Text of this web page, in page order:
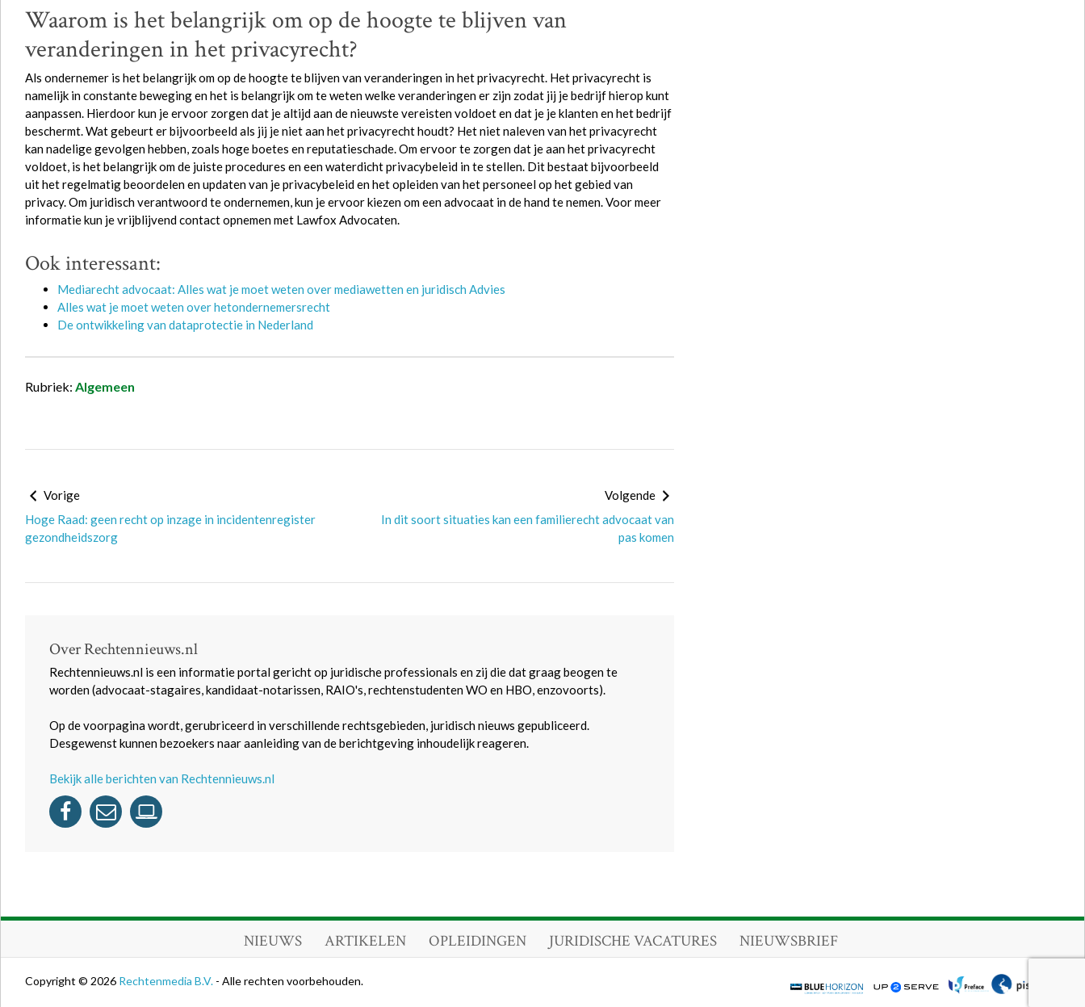
Waarom is het belangrijk om op de hoogte te blijven van
veranderingen in het privacyrecht?
Als ondernemer is het belangrijk om op de hoogte te blijven van veranderingen in het privacyrecht. Het privacyrecht is
namelijk in constante beweging en het is belangrijk om te weten welke veranderingen er zijn zodat jij je bedrijf hierop kunt
aanpassen. Hierdoor kun je ervoor zorgen dat je altijd aan de nieuwste vereisten voldoet en dat je je klanten en het bedrijf
beschermt. Wat gebeurt er bijvoorbeeld als jij je niet aan het privacyrecht houdt? Het niet naleven van het privacyrecht
kan nadelige gevolgen hebben, zoals hoge boetes en reputatieschade. Om ervoor te zorgen dat je aan het privacyrecht
voldoet, is het belangrijk om de juiste procedures en een waterdicht privacybeleid in te stellen. Dit bestaat bijvoorbeeld
uit het regelmatig beoordelen en updaten van je privacybeleid en het opleiden van het personeel op het gebied van
privacy. Om juridisch verantwoord te ondernemen, kun je ervoor kiezen om een advocaat in de hand te nemen. Voor meer
informatie kun je vrijblijvend contact opnemen met Lawfox Advocaten.
Ook interessant:
Mediarecht advocaat: Alles wat je moet weten over mediawetten en juridisch Advies
Alles wat je moet weten over hetondernemersrecht
De ontwikkeling van dataprotectie in Nederland
Rubriek: Algemeen
Vorige
Hoge Raad: geen recht op inzage in incidentenregister
gezondheidszorg
Volgende
In dit soort situaties kan een familierecht advocaat van
pas komen
Over Rechtennieuws.nl
Rechtennieuws.nl is een informatie portal gericht op juridische professionals en zij die dat graag beogen te
worden (advocaat-stagaires, kandidaat-notarissen, RAIO's, rechtenstudenten WO en HBO, enzovoorts).
Op de voorpagina wordt, gerubriceerd in verschillende rechtsgebieden, juridisch nieuws gepubliceerd.
Desgewenst kunnen bezoekers naar aanleiding van de berichtgeving inhoudelijk reageren.
Bekijk alle berichten van Rechtennieuws.nl
NIEUWS ARTIKELEN OPLEIDINGEN JURIDISCHE VACATURES NIEUWSBRIEF
Copyright © 2026 Rechtenmedia B.V. - Alle rechten voorbehouden.